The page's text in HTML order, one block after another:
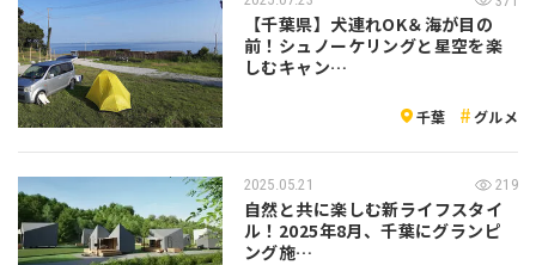
【千葉県】犬連れOK＆海が目の
前！シュノーケリングと星空を楽
しむキャン…
千葉 グルメ
2025.05.21 219
自然と共に楽しむ新ライフスタイ
ル！2025年8月、千葉にグランピ
ング施…